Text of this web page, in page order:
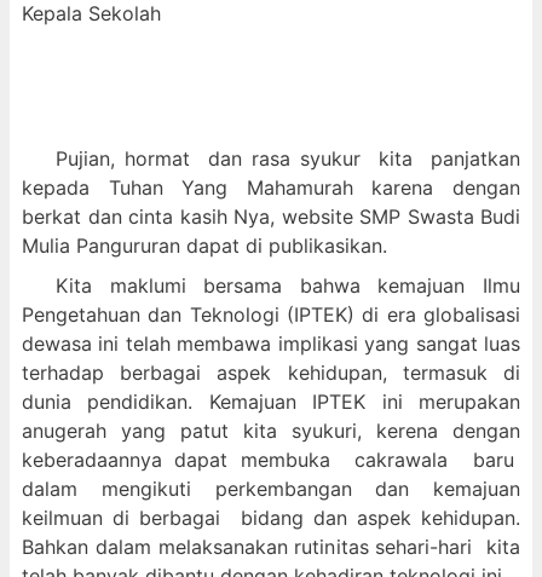
Kepala Sekolah
Pujian, hormat dan rasa syukur kita panjatkan
kepada Tuhan Yang Mahamurah karena dengan
berkat dan cinta kasih Nya, website SMP Swasta Budi
Mulia Pangururan dapat di publikasikan.
Kita maklumi bersama bahwa kemajuan Ilmu
Pengetahuan dan Teknologi (IPTEK) di era globalisasi
dewasa ini telah membawa implikasi yang sangat luas
terhadap berbagai aspek kehidupan, termasuk di
dunia pendidikan. Kemajuan IPTEK ini merupakan
anugerah yang patut kita syukuri, kerena dengan
keberadaannya dapat membuka cakrawala baru
dalam mengikuti perkembangan dan kemajuan
keilmuan di berbagai bidang dan aspek kehidupan.
Bahkan dalam melaksanakan rutinitas sehari-hari kita